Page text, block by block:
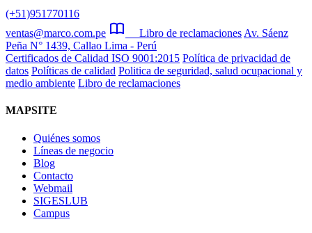
(+51)951770116
ventas@marco.com.pe
Libro de reclamaciones Av. Sáenz
Peña N° 1439, Callao Lima - Perú
Certificados de Calidad ISO 9001:2015 Política de privacidad de
datos Políticas de calidad Politica de seguridad, salud ocupacional y
medio ambiente Libro de reclamaciones
MAPSITE
Quiénes somos
Líneas de negocio
Blog
Contacto
Webmail
SIGESLUB
Campus